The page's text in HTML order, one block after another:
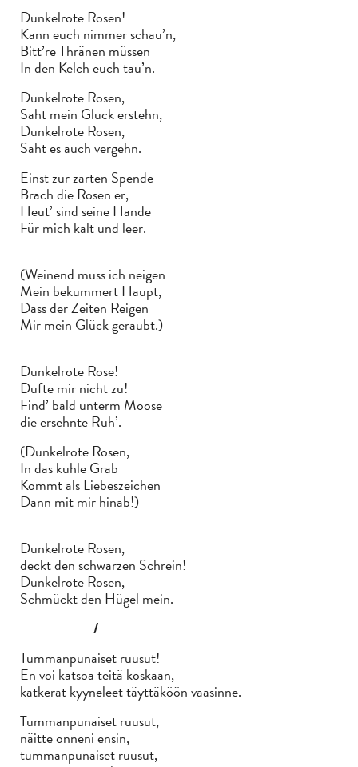
Dunkelrote Rosen!
Kann euch nimmer schau’n,
Bitt’re Thränen müssen
In den Kelch euch tau’n.
Dunkelrote Rosen,
Saht mein Glück erstehn,
Dunkelrote Rosen,
Saht es auch vergehn.
Einst zur zarten Spende
Brach die Rosen er,
Heut’ sind seine Hände
Für mich kalt und leer.
(Weinend muss ich neigen
Mein bekümmert Haupt,
Dass der Zeiten Reigen
Mir mein Glück geraubt.)
Dunkelrote Rose!
Dufte mir nicht zu!
Find’ bald unterm Moose
die ersehnte Ruh’.
(Dunkelrote Rosen,
In das kühle Grab
Kommt als Liebeszeichen
Dann mit mir hinab!)
Dunkelrote Rosen,
deckt den schwarzen Schrein!
Dunkelrote Rosen,
Schmückt den Hügel mein.
/
Tummanpunaiset ruusut!
En voi katsoa teitä koskaan,
katkerat kyyneleet täyttäköön vaasinne.
Tummanpunaiset ruusut,
näitte onneni ensin,
tummanpunaiset ruusut,